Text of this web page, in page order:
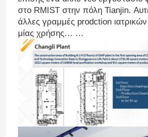
στο RMIST στην πόλη Tianjin.
άλλες γραμμές prodction
μίας χρήσης… …